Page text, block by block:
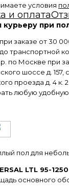
условия
и оплата
при
заказе от 30
транспортной
по Москве при
шоссе д. 157,
проезда д. 4 к.
любую удобную
пол для
LTL 95-1250
основного